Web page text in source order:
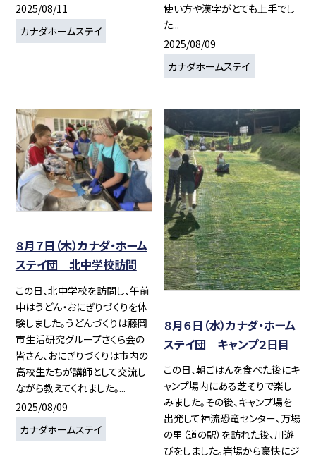
2025/08/11
カナダホームステイ
使い方や漢字がとても上手でし
た...
2025/08/09
カナダホームステイ
８月７日（木）カナダ・ホーム
ステイ団 北中学校訪問
この日、北中学校を訪問し、午前
中はうどん・おにぎりづくりを体
験しました。うどんづくりは藤岡
市生活研究グループさくら会の
皆さん、おにぎりづくりは市内の
高校生たちが講師として交流し
ながら教えてくれました。...
2025/08/09
カナダホームステイ
８月６日（水）カナダ・ホーム
ステイ団 キャンプ２日目
この日、朝ごはんを食べた後にキ
ャンプ場内にある芝そりで楽し
みました。その後、キャンプ場を
出発して神流恐竜センター、万場
の里（道の駅）を訪れた後、川遊
びをしました。岩場から豪快にジ